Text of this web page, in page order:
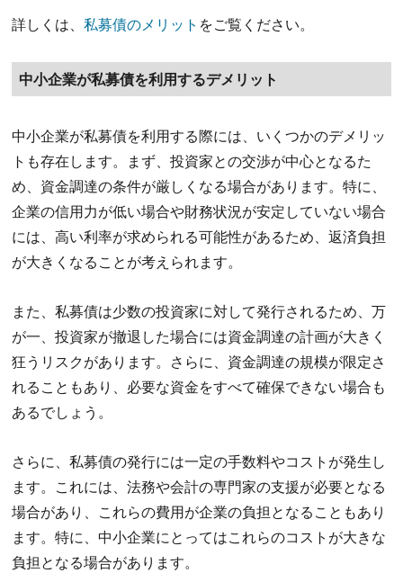
詳しくは、私募債のメリット をご覧ください。
中小企業が私募債を利用するデメリット
中小企業が私募債を利用する際には、いくつかのデメリッ
トも存在します。まず、投資家との交渉が中心となるた
め、資金調達の条件が厳しくなる場合があります。特に、
企業の信用力が低い場合や財務状況が安定していない場合
には、高い利率が求められる可能性があるため、返済負担
が大きくなることが考えられます。
また、私募債は少数の投資家に対して発行されるため、万
が一、投資家が撤退した場合には資金調達の計画が大きく
狂うリスクがあります。さらに、資金調達の規模が限定さ
れることもあり、必要な資金をすべて確保できない場合も
あるでしょう。
さらに、私募債の発行には一定の手数料やコストが発生し
ます。これには、法務や会計の専門家の支援が必要となる
場合があり、これらの費用が企業の負担となることもあり
ます。特に、中小企業にとってはこれらのコストが大きな
負担となる場合があります。